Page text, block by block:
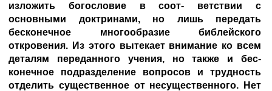
изложить богословие в соот- ветствии с
основными доктринами, но лишь передать
бесконечное многообразие библейского
откровения. Из этого вытекает внимание ко всем
деталям переданного учения, но также и бес-
конечное подразделение вопросов и трудность
отделить существенное от несущественного. Нет